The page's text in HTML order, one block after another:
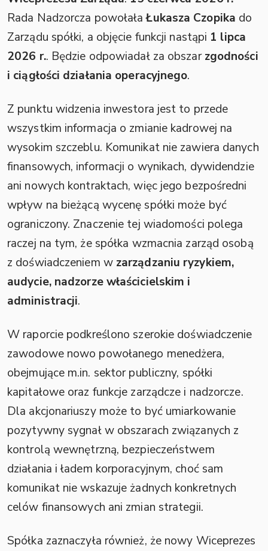
Rada Nadzorcza powołałaŁukasza Czopika do
Zarządu spółki, a objęcie funkcji nastąpi 1 lipca
2026 r.. Będzie odpowiadał za obszarzgodności
i ciągłości działania operacyjnego.
Z punktu widzenia inwestora jest to przede
wszystkim informacja o zmianie kadrowej na
wysokim szczeblu. Komunikat nie zawiera danych
finansowych, informacji o wynikach, dywidendzie
ani nowych kontraktach, więc jego bezpośredni
wpływ na bieżącą wycenę spółki może być
ograniczony. Znaczenie tej wiadomości polega
raczej na tym, że spółka wzmacnia zarząd osobą
z doświadczeniem w zarządzaniu ryzykiem,
audycie, nadzorze właścicielskim i
administracji.
W raporcie podkreślono szerokie doświadczenie
zawodowe nowo powołanego menedżera,
obejmujące m.in. sektor publiczny, spółki
kapitałowe oraz funkcje zarządcze i nadzorcze.
Dla akcjonariuszy może to być umiarkowanie
pozytywny sygnał w obszarach związanych z
kontrolą wewnętrzną, bezpieczeństwem
działania i ładem korporacyjnym, choć sam
komunikat nie wskazuje żadnych konkretnych
celów finansowych ani zmian strategii.
Spółka zaznaczyła również, że nowy Wiceprezes